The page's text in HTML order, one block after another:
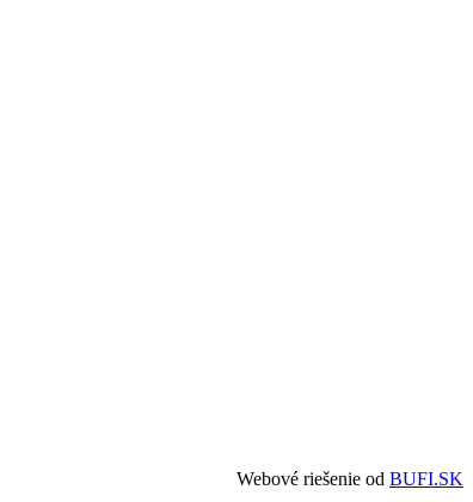
Webové riešenie od BUFI.SK